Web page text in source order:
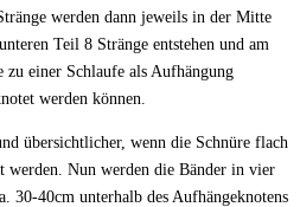
werden dann jeweils in der Mitte
Teil 8 Stränge entstehen und am
zu einer Schlaufe als Aufhängung
werden können.
übersichtlicher, wenn die Schnüre flach
werden. Nun werden die Bänder in vier
30-40cm unterhalb des Aufhängeknotens